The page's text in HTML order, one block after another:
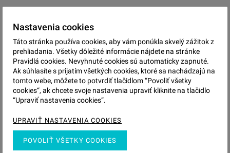
51.370 EUR
SOMOTOR
2-IZBOVÝ BYT
PODROBNOSTI +
Nastavenia cookies
Táto stránka používa cookies, aby vám ponúkla skvelý zážitok z
prehliadania. Všetky dôležité informácie nájdete na stránke
Pravidlá cookies. Nevyhnuté cookies sú automaticky zapnuté.
Ak súhlasíte s prijatím všetkých cookies, ktoré sa nachádzajú na
tomto webe, môžete to potvrdiť tlačidlom “Povoliť všetky
cookies“, ak chcete svoje nastavenia upraviť kliknite na tlačidlo
“Upraviť nastavenia cookies”.
UPRAVIŤ NASTAVENIA COOKIES
POVOLIŤ VŠETKY COOKIES